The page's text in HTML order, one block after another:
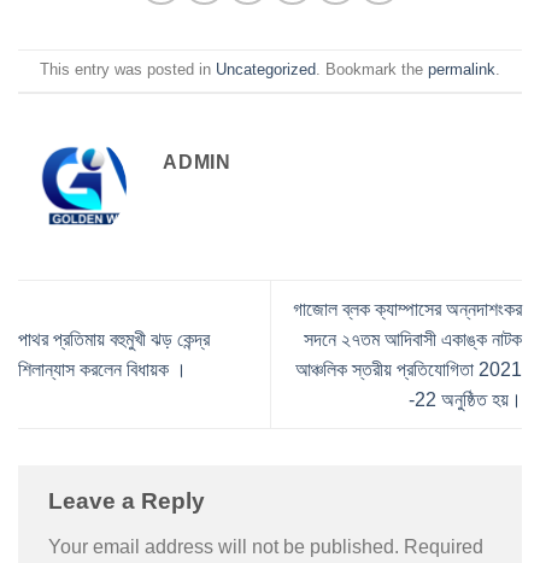
This entry was posted in Uncategorized. Bookmark the permalink.
ADMIN
পাথর প্রতিমায় বহুমুখী ঝড় কেন্দ্র
শিলান্যাস করলেন বিধায়ক ।
গাজোল ব্লক ক্যাম্পাসের অন্নদাশংকর
সদনে ২৭তম আদিবাসী একাঙ্ক নাটক
আঞ্চলিক স্তরীয় প্রতিযোগিতা 2021
-22 অনুষ্ঠিত হয়।
Leave a Reply
Your email address will not be published. Required